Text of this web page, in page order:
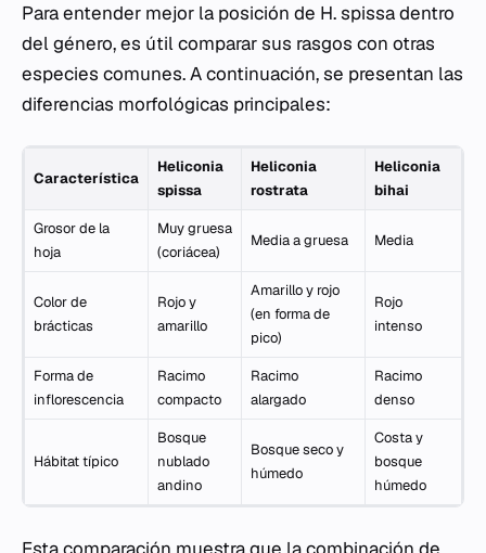
Para entender mejor la posición de H. spissadentro
del género, es útil comparar sus rasgos con otras
especies comunes. A continuación, se presentan las
diferencias morfológicas principales:
Característica
Heliconia
spissa
Heliconia
rostrata
Heliconia
bihai
Grosor de la
hoja
Muy gruesa
(coriácea)
Media a gruesa Media
Color de
brácticas
Rojo y
amarillo
Amarillo y rojo
(en forma de
pico)
Rojo
intenso
Forma de
inflorescencia
Racimo
compacto
Racimo
alargado
Racimo
denso
Hábitat típico
Bosque
nublado
andino
Bosque seco y
húmedo
Costa y
bosque
húmedo